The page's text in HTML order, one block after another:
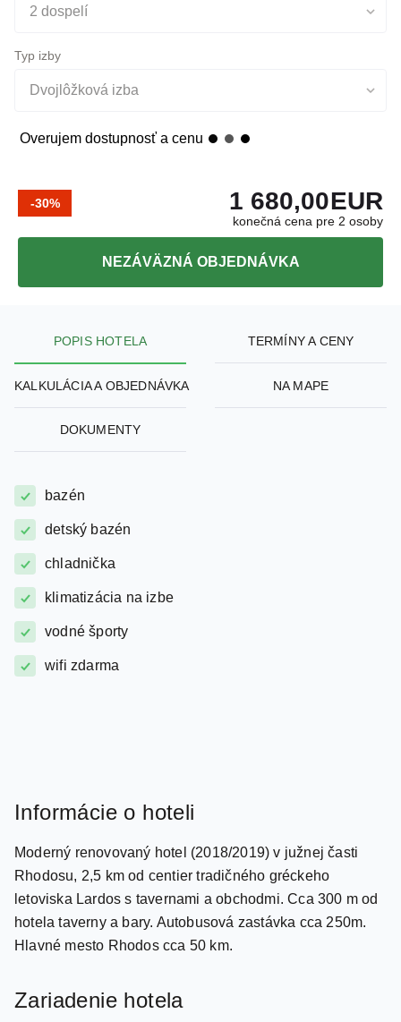
Typ izby
Dvojlôžková izba
Overujem dostupnosť a cenu
NEZÁVÄZNÁ OBJEDNÁVKA
KALKULÁCIA A OBJEDNÁVKA NA MAPE
DOKUMENTY
detský bazén
chladnička
klimatizácia na izbe
vodné športy
wifi zdarma
Moderný renovovaný hotel (2018/2019) v južnej časti
letoviska Lardos s tavernami a obchodmi. Cca 300 m od
hotela taverny a bary. Autobusová zastávka cca 250m.
Hlavné mesto Rhodos cca 50 km.
Vstupná hala s recepciou, reštaurácia a bar pri bazéne aj